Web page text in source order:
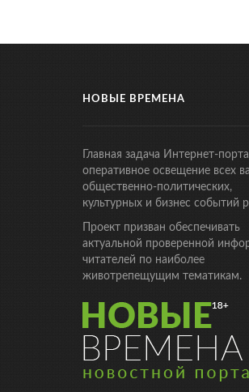
НОВЫЕ ВРЕМЕНА
Главная задача Интернет-
оперативное освещение всех
общественно-политических,
культурных и бизнес событий
Проект призван обеспечивать
актуальной проверенной
читателей по наиболее
животрепещущим тематикам.